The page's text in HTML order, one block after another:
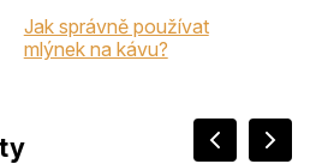
Jak správně používat
mlýnek na kávu?